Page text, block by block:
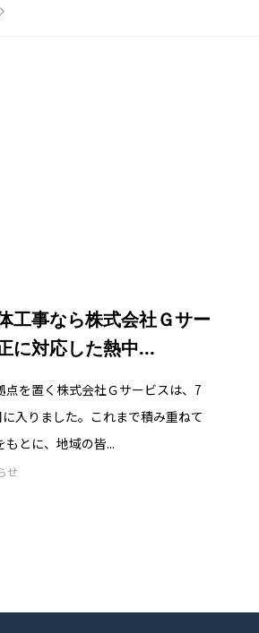
工事なら株式会社Ｇサー
に対応した熱中...
点を置く株式会社Ｇサービスは、7
入りました。これまで積み重ねて
もとに、地域の皆...
せ